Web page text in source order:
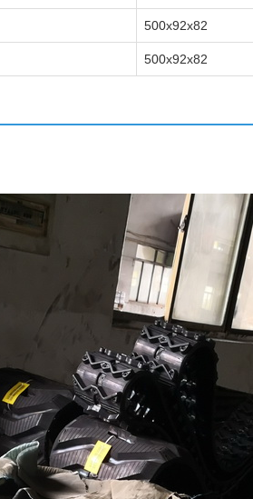
500x92x82
500x92x82